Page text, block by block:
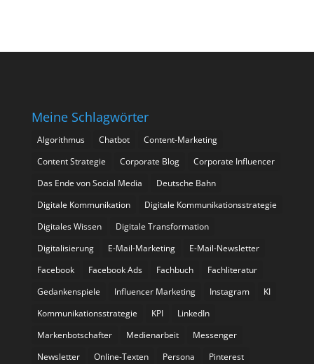
Meine Schlagwörter
Algorithmus Chatbot
Content-Marketing
Content Strategie
Corporate Blog
Corporate Influencer
Das Ende von Social Media
Deutsche Bahn
Digitale Kommunikation
Digitale Kommunikationsstrategie
Digitales Wissen
Digitale Transformation
Digitalisierung
E-Mail-Marketing
E-Mail-Newsletter
Facebook
Facebook Ads Fachbuch
Fachliteratur
Gedankenspiele
Influencer Marketing Instagram
KI
Kommunikationsstrategie
KPI
LinkedIn
Markenbotschafter
Medienarbeit
Messenger
Newsletter
Online-Texten Persona
Pinterest